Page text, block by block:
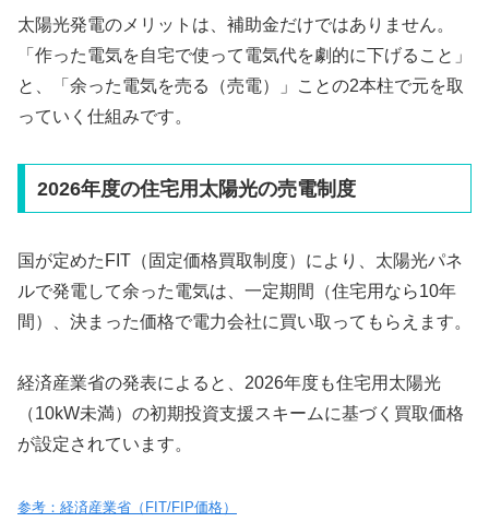
太陽光発電のメリットは、補助金だけではありません。
「作った電気を自宅で使って電気代を劇的に下げること」
と、「余った電気を売る（売電）」ことの2本柱で元を取
っていく仕組みです。
2026年度の住宅用太陽光の売電制度
国が定めたFIT（固定価格買取制度）により、太陽光パネ
ルで発電して余った電気は、一定期間（住宅用なら10年
間）、決まった価格で電力会社に買い取ってもらえます。
経済産業省の発表によると、2026年度も住宅用太陽光
（10kW未満）の初期投資支援スキームに基づく買取価格
が設定されています。
参考：経済産業省（FIT/FIP価格）